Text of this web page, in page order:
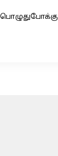
பொழுதுபோக்கு